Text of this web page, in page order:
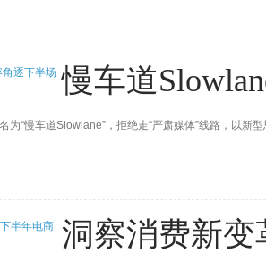
慢车道
为“慢车道Slowlane”，拒绝走“严肃媒体”线路，以
洞察消费新